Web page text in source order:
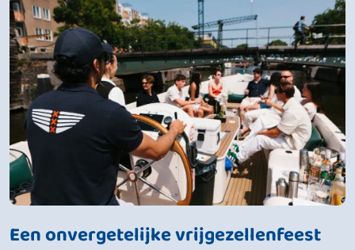
Een onvergetelijke vrijgezellenfeest